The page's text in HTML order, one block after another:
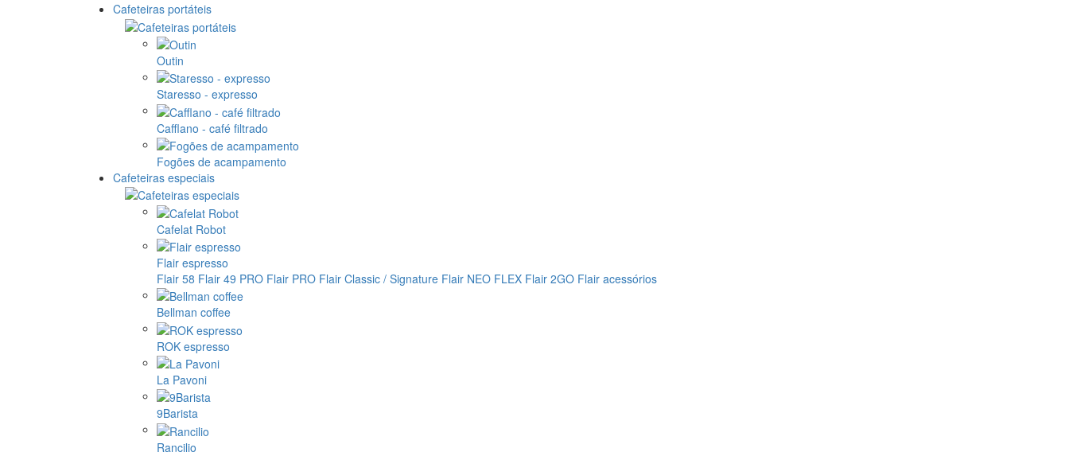
Cafeteiras portáteis
Outin
Staresso - expresso
Cafflano - café filtrado
Fogões de acampamento
Cafeteiras especiais
Cafelat Robot
Flair espresso
Flair 58 Flair 49 PRO Flair PRO Flair Classic / Signature Flair NEO FLEX Flair 2GO Flair acessórios
Bellman coffee
ROK espresso
La Pavoni
9Barista
Rancilio